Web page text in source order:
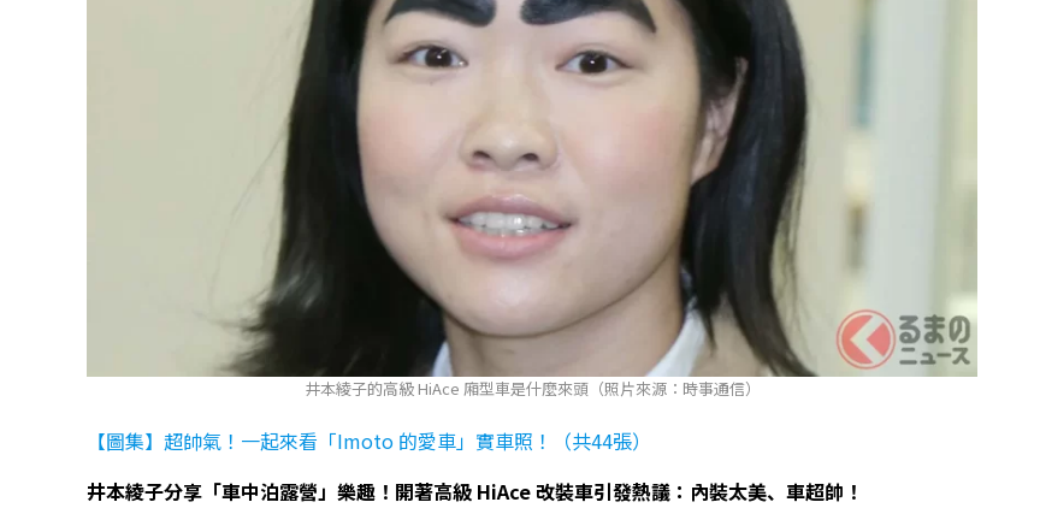
井本綾子的高級 HiAce 廂型車是什麼來頭（照片來源：時事通信）
【圖集】超帥氣！一起來看「Imoto 的愛車」實車照！（共44張）
井本綾子分享「車中泊露營」樂趣！開著高級 HiAce 改裝車引發熱議：內裝太美、車超帥！